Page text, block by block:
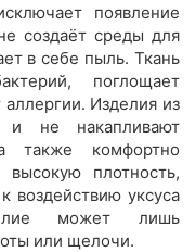
появление
создаёт среды для
в себе пыль. Ткань
поглощает
Изделия из
и не накапливают
а также комфортно
плотность,
воздействию уксуса
может лишь
или щелочи.